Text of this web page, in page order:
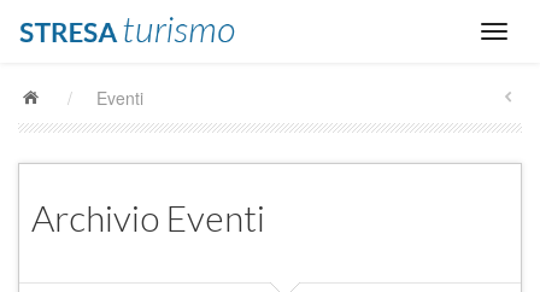
/ Eventi
Archivio Eventi